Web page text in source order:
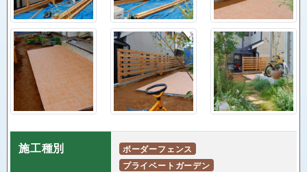
施工種別
ボーダーフェンス
プライベートガーデン